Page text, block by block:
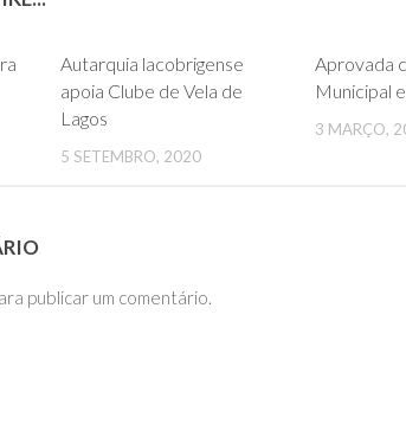
Autarquia lacobrigense
apoia Clube de Vela de
Lagos
5 SETEMBRO, 2020
Aprovada
Municipal
3 MARÇO,
publicar um comentário.